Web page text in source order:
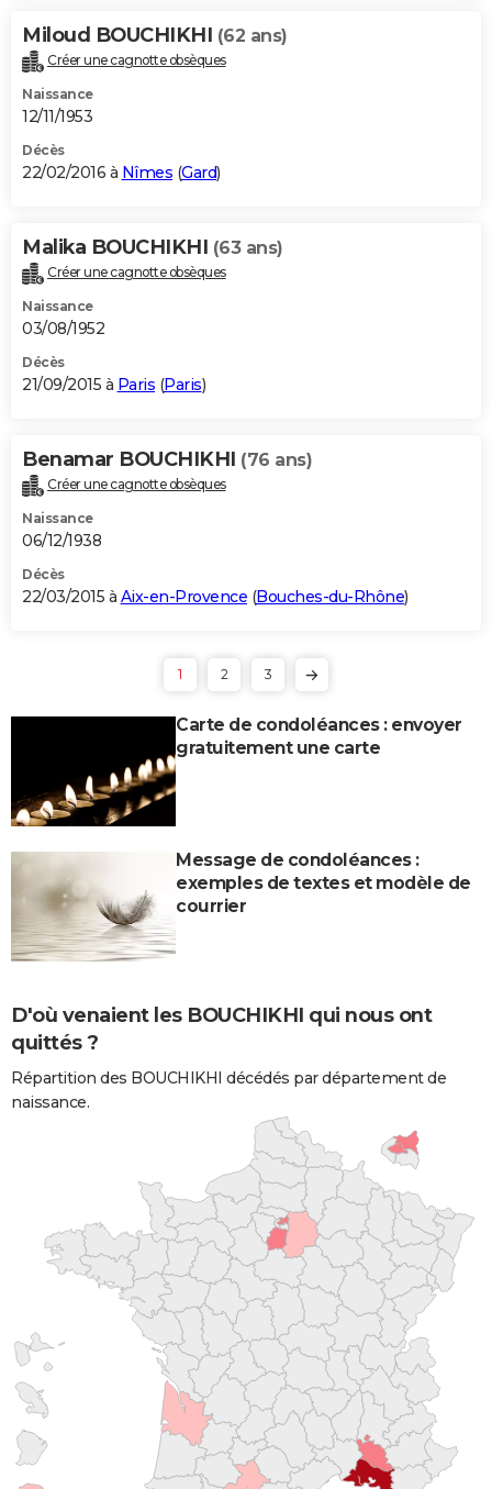
Miloud BOUCHIKHI (62 ans)
Créer une cagnotte obsèques
Naissance
12/11/1953
Décès
22/02/2016 à Nîmes (Gard)
Malika BOUCHIKHI (63 ans)
Créer une cagnotte obsèques
Naissance
03/08/1952
Décès
21/09/2015 à Paris (Paris)
Benamar BOUCHIKHI (76 ans)
Créer une cagnotte obsèques
Naissance
06/12/1938
Décès
22/03/2015 à Aix-en-Provence (Bouches-du-Rhône)
1 2 3
Carte de condoléances : envoyer
gratuitement une carte
Message de condoléances :
exemples de textes et modèle de
courrier
D'où venaient les BOUCHIKHI qui nous ont
quittés ?
Répartition des BOUCHIKHI décédés par département de
naissance.